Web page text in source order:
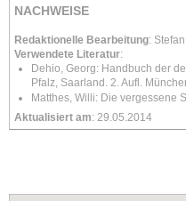
NACHWEISE
Redaktionelle Bearbeitung:
Verwendete Literatur:
Dehio, Georg: Handbuch der
Pfalz, Saarland. 2. Aufl.
Matthes, Willi: Die vergessene
Aktualisiert am: 29.05.2014